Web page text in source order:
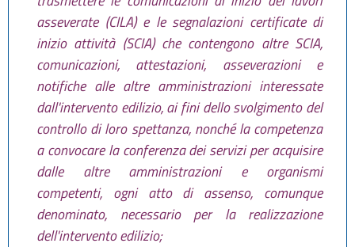
asseverate (CILA) e le segnalazioni certificate di
inizio attività (SCIA) che contengono altre SCIA,
comunicazioni, attestazioni, asseverazioni e
notifiche alle altre amministrazioni interessate
dall'intervento edilizio, ai fini dello svolgimento del
controllo di loro spettanza, nonché la competenza
a convocare la conferenza dei servizi per acquisire
dalle altre amministrazioni e organismi
competenti, ogni atto di assenso, comunque
denominato, necessario per la realizzazione
dell'intervento edilizio;